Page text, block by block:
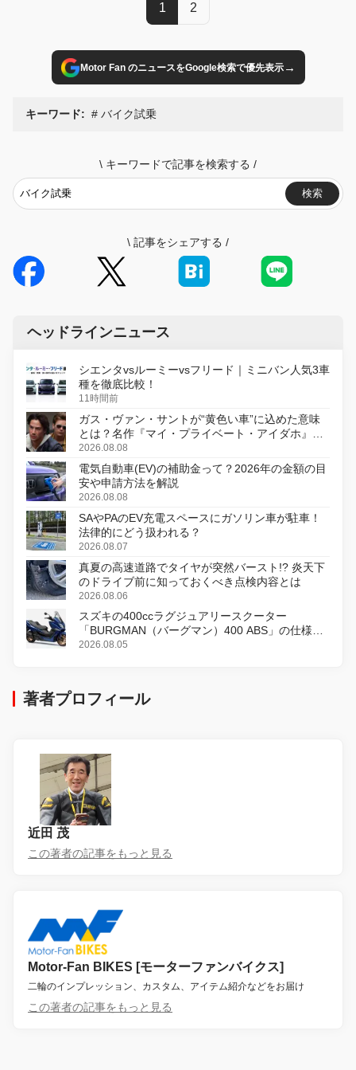
1 2
Motor Fan のニュースをGoogle検索で優先表示→
キーワード: バイク試乗
\ キーワードで記事を検索する /
検索
\ 記事をシェアする /
ヘッドラインニュース
シエンタvsルーミーvsフリード｜ミニバン人気3車
種を徹底比較！
11時間前
ガス・ヴァン・サントが“黄色い車”に込めた意味
とは？名作『マイ・プライベート・アイダホ』が
初のデジタルリマスター版で復活
2026.08.08
電気自動車(EV)の補助金って？2026年の金額の目
安や申請方法を解説
2026.08.08
SAやPAのEV充電スペースにガソリン車が駐車！
法律的にどう扱われる？
2026.08.07
真夏の高速道路でタイヤが突然バースト!? 炎天下
のドライブ前に知っておくべき点検内容とは
2026.08.06
スズキの400ccラグジュアリースクーター
「BURGMAN（バーグマン）400 ABS」の仕様を
変更し、8月18日に発売
2026.08.05
著者プロフィール
近田 茂
この著者の記事をもっと見る
Motor-Fan BIKES [モーターファンバイクス]
二輪のインプレッション、カスタム、アイテム紹介などをお届け
この著者の記事をもっと見る